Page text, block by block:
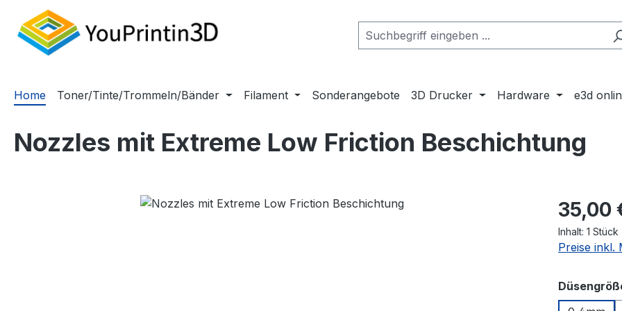
Hauptinhalt springen
Zur Suche springen
Zur Hauptnavigation springen
Home Toner/Tinte/Trommeln/Bänder Filament Sonderangebote 3D Drucker Hardware e3d
Nozzles mit Extreme Low Friction Beschichtung
Bildergalerie überspringen Regulärer
35,00
Inhalt: 1 Stück
Preise inkl.